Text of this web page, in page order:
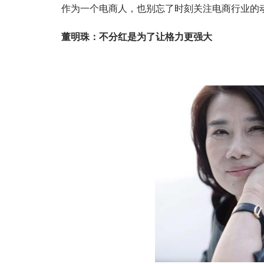
作为一个电商人，也别忘了时刻关注电商行业的
董明珠：不分红是为了让格力更强大